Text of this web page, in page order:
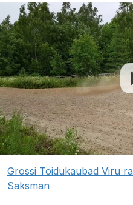
Grossi Toidukaubad Viru
Saksman